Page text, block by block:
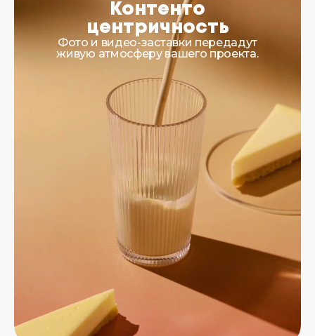
Контенто
центричность
Фото и видео-заставки передадут
живую атмосферу вашего проекта.